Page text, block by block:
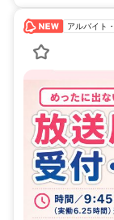
アルバイト